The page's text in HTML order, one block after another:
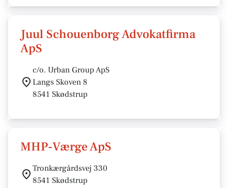
Juul Schouenborg Advokatfirma
ApS
c/o. Urban Group ApS
Langs Skoven 8
8541 Skødstrup
MHP-Værge ApS
Tronkærgårdsvej 330
8541 Skødstrup